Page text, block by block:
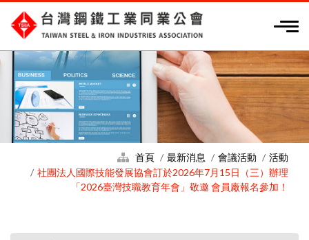
首頁 最新消息 會議活動
活動
社團法人國際技能發展協會訂於2026年7月15日（三）辦理
「2026臺灣技職教育年會」敬邀 會員廠報名參加！